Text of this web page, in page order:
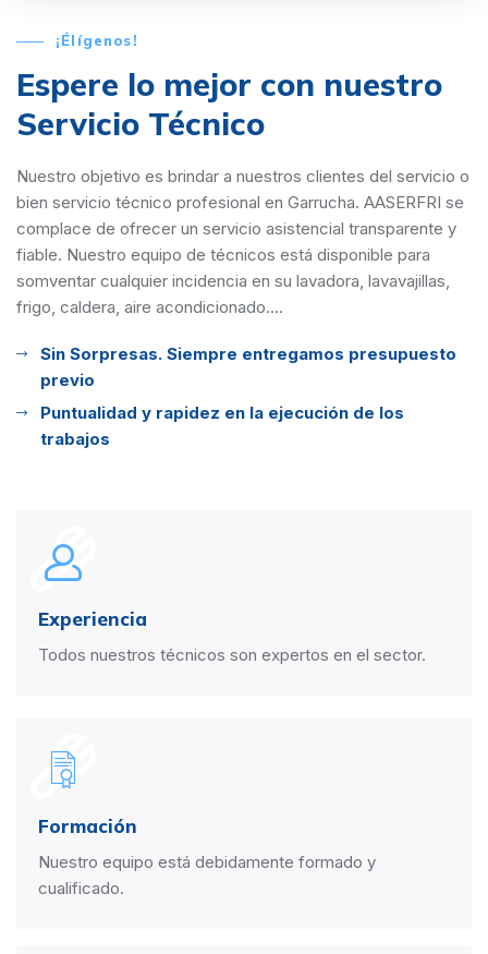
¡Élígenos!
Espere lo mejor con nuestro
Servicio Técnico
Nuestro objetivo es brindar a nuestros clientes del servicio o
bien servicio técnico profesional en Garrucha. AASERFRI se
complace de ofrecer un servicio asistencial transparente y
fiable. Nuestro equipo de técnicos está disponible para
somventar cualquier incidencia en su lavadora, lavavajillas,
frigo, caldera, aire acondicionado....
Sin Sorpresas. Siempre entregamos presupuesto
previo
Puntualidad y rapidez en la ejecución de los
trabajos
Experiencia
Todos nuestros técnicos son expertos en el sector.
Formación
Nuestro equipo está debidamente formado y
cualificado.